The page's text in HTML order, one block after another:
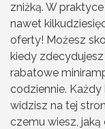
zniżką. W
nawet
oferty! Możesz
kiedy
rabatowe
codziennie.
widzisz na tej
czemu wiesz, jaką